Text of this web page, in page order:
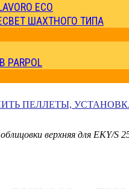
ECO
ШАХТНОГО ТИПА
ПЕЛЛЕТЫ,
верхняя для EKY/S